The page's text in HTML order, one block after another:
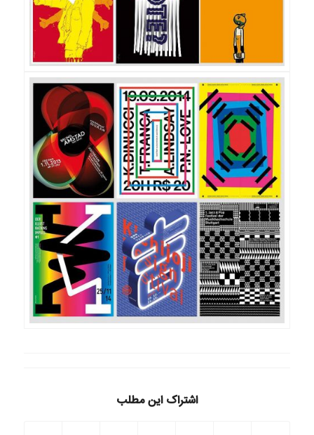
اشتراک این مطلب